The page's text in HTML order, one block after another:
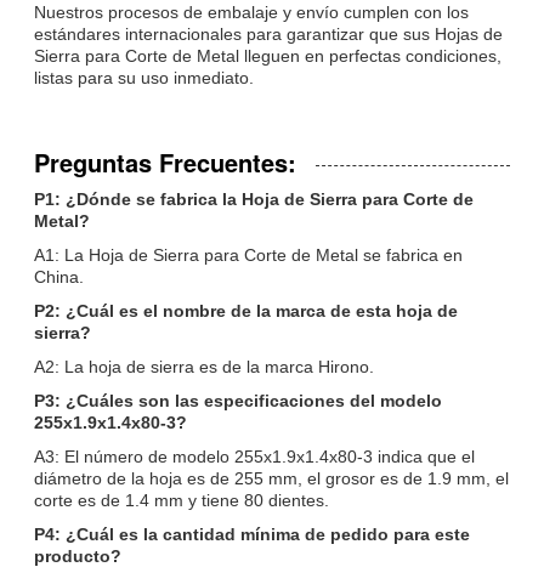
Nuestros procesos de embalaje y envío cumplen con los
estándares internacionales para garantizar que sus Hojas de
Sierra para Corte de Metal lleguen en perfectas condiciones,
listas para su uso inmediato.
Preguntas Frecuentes:
P1: ¿Dónde se fabrica la Hoja de Sierra para Corte de
Metal?
A1: La Hoja de Sierra para Corte de Metal se fabrica en
China.
P2: ¿Cuál es el nombre de la marca de esta hoja de
sierra?
A2: La hoja de sierra es de la marca Hirono.
P3: ¿Cuáles son las especificaciones del modelo
255x1.9x1.4x80-3?
A3: El número de modelo 255x1.9x1.4x80-3 indica que el
diámetro de la hoja es de 255 mm, el grosor es de 1.9 mm, el
corte es de 1.4 mm y tiene 80 dientes.
P4: ¿Cuál es la cantidad mínima de pedido para este
producto?